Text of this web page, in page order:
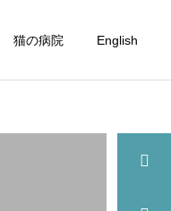
猫の病院 English